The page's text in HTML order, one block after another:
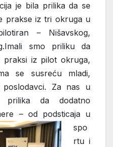
je bila prilika da se
prakse iz tri okruga u
– Nišavskog,
smo priliku da
praksi iz pilot okruga,
se susreću mladi,
Za nas u
prilika da dodatno
– od podsticaja u
spo
rtu i